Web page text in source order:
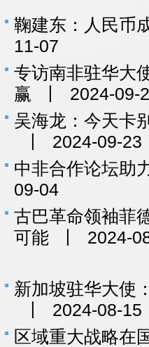
鞠建东：人民币
11-07
专访南非驻华大
赢
2024-09-
吴海龙：今天卡
2024-09-23
中非合作论坛助
09-04
古巴革命领袖菲
可能
2024-
新加坡驻华大使
2024-08-15
区域重大战略在